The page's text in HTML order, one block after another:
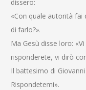
dissero:
«Con quale autorità fai
di farlo?».
Ma Gesù disse loro:
risponderete, vi dirò
Il battesimo di
Rispondetemi».